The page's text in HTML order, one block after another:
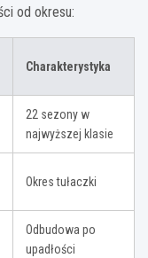
od okresu:
Charakterystyka
22 sezony w
najwyższej klasie
Okres tułaczki
Odbudowa po
upadłości